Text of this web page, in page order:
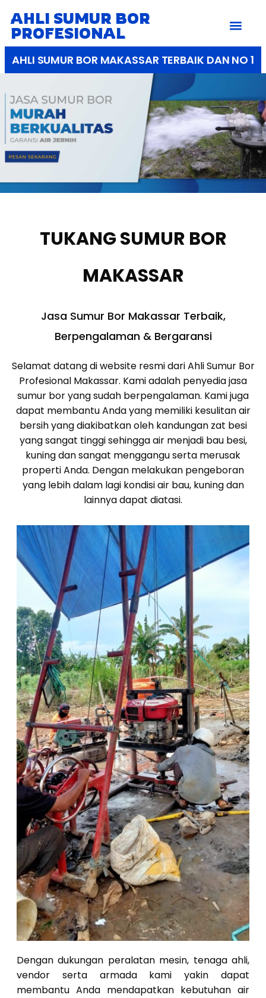
AHLI SUMUR BOR
PROFESIONAL
AHLI SUMUR BOR MAKASSAR TERBAIK DAN NO 1
TUKANG SUMUR BOR
MAKASSAR
Jasa Sumur Bor Makassar Terbaik,
Berpengalaman & Bergaransi
Selamat datang di website resmi dari Ahli Sumur Bor
Profesional Makassar. Kami adalah penyedia jasa
sumur bor yang sudah berpengalaman. Kami juga
dapat membantu Anda yang memiliki kesulitan air
bersih yang diakibatkan oleh kandungan zat besi
yang sangat tinggi sehingga air menjadi bau besi,
kuning dan sangat menggangu serta merusak
properti Anda. Dengan melakukan pengeboran
yang lebih dalam lagi kondisi air bau, kuning dan
lainnya dapat diatasi.
Dengan dukungan peralatan mesin, tenaga ahli,
vendor serta armada kami yakin dapat
membantu Anda mendapatkan kebutuhan air